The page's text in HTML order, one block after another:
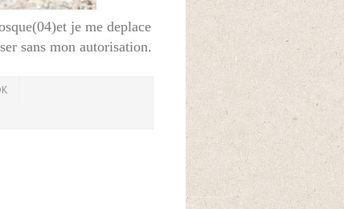
je me deplace
sans mon autorisation.